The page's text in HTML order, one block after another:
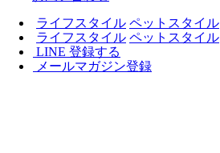
ライフスタイル ペットスタイル
ライフスタイル ペットスタイル
LINE 登録する
メールマガジン登録